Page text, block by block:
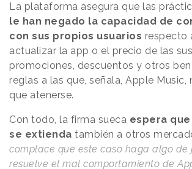
La plataforma asegura que las
le han negado la capacidad de
con sus propios usuarios respecto
actualizar la app o el precio de las
promociones, descuentos y otros
reglas a las que, señala, Apple Music,
que atenerse.
Con todo, la firma sueca espera
se extienda también a otros
complace que este caso haga algo de
resuelve el mal comportamiento de